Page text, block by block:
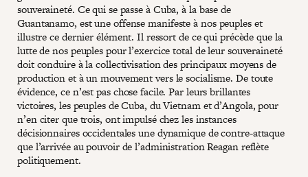
souveraineté. Ce qui se passe à Cuba, à la base de
Guantanamo, est une offense manifeste à nos peuples et
illustre ce dernier élément. Il ressort de ce qui précède que la
lutte de nos peuples pour l’exercice total de leur souveraineté
doit conduire à la collectivisation des principaux moyens de
production et à un mouvement vers le socialisme. De toute
évidence, ce n’est pas chose facile. Par leurs brillantes
victoires, les peuples de Cuba, du Vietnam et d’Angola, pour
n’en citer que trois, ont impulsé chez les instances
décisionnaires occidentales une dynamique de contre-attaque
que l’arrivée au pouvoir de l’administration Reagan reflète
politiquement.